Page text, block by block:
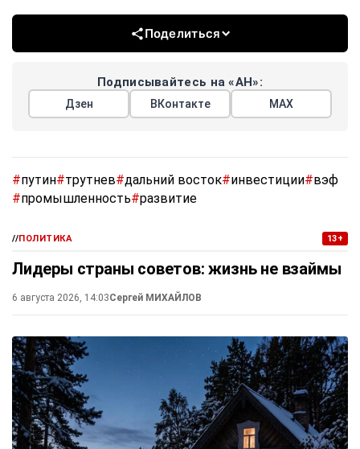
Поделиться
Подписывайтесь на «АН»:
Дзен ВКонтакте МАХ
#путин#трутнев#дальний восток#инвестиции#вэф
#промышленность#развитие
//ПОЛИТИКА 13+
Лидеры страны советов: жизнь не взаймы
6 августа 2026, 14:03Сергей МИХАЙЛОВ